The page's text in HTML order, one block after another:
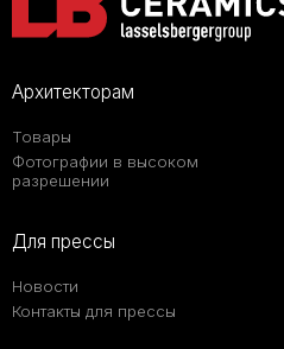
Архитекторам
Товары
Фотографии в высоком
разрешении
Для прессы
Новости
Контакты для прессы